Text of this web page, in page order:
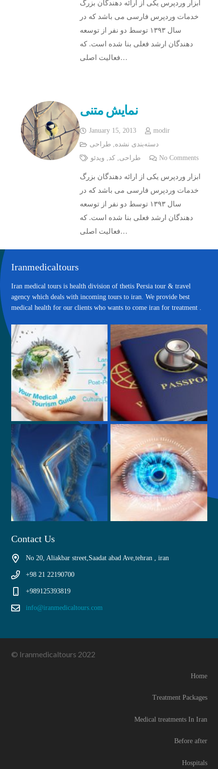
ابزار وردپرس یکی از ارائه دهندگان بزرگ
خدمات وردپرس فارسی می باشد که در
سال ۱۳۹۳ توسط دو نفر از توسعه
دهندگان ارشد فعلی بنا شده است. که
فعالیت اصلی…
نمایش متنی
January 15, 2013
modir
دسته‌بندی نشده
طراحی
طراحی ,کد ویدئو No Comments
ابزار وردپرس یکی از ارائه دهندگان بزرگ
خدمات وردپرس فارسی می باشد که در
سال ۱۳۹۳ توسط دو نفر از توسعه
دهندگان ارشد فعلی بنا شده است. که
فعالیت اصلی…
Iranmedicaltours
Iran medical tours is health division of thetis Persia tour & travel
agency which deals with incoming tours to iran. We provide best
medical health for our clients who wants to come iran for treatment .
Contact Us
No 20, Aliakbar street,Saadat abad Ave,tehran , iran
+98 21 22190700
+989125393819
info@iranmedicaltours.com
© Iranmedicaltours 2022
Home
Treatment Packages
Medical treatments In Iran
Before after
Hospitals